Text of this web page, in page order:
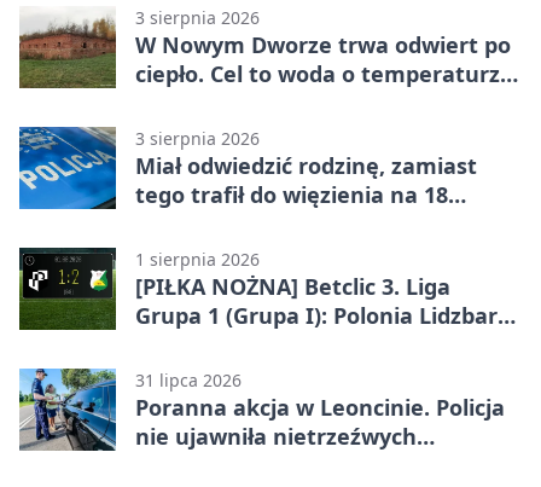
3 sierpnia 2026
W Nowym Dworze trwa odwiert po
ciepło. Cel to woda o temperaturze
3 sierpnia 2026
Miał odwiedzić rodzinę, zamiast
tego trafił do więzienia na 18
1 sierpnia 2026
[PIŁKA NOŻNA] Betclic 3. Liga
Grupa 1 (Grupa I): Polonia Lidzbark
Mazowiecki 1:2
31 lipca 2026
Poranna akcja w Leoncinie. Policja
nie ujawniła nietrzeźwych